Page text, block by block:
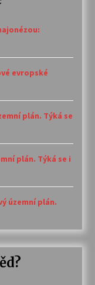
evropské
plán. Týká se
plán. Týká se i
územní plán.